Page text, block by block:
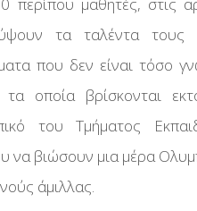
τα ταλέντα τους
που δεν είναι τόσο
οποία βρίσκονται
του Τμήματος
να βιώσουν μια μέρα
άμιλλας.
Με
Αγώνες